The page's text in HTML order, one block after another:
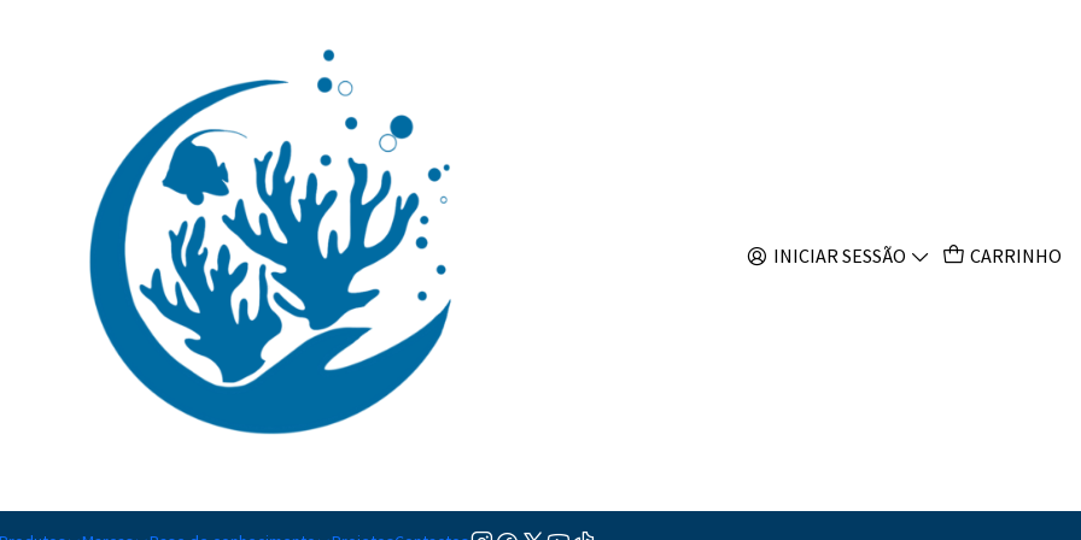
INICIAR SESSÃO CARRINHO
Zoanthus red oxide
Adicionar à lista de favoritos
Mostrar stock das localizações
PARTILHAR ESTE PRODUTO